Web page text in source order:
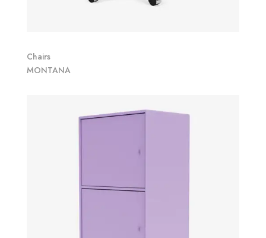
Chairs
MONTANA